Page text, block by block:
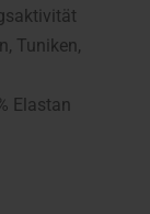
Tuniken,
Elastan